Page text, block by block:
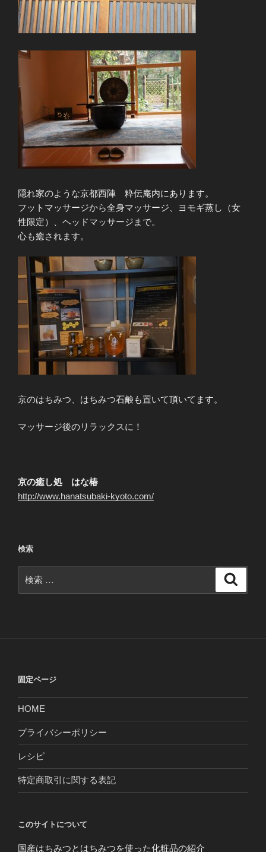
隠れ家のような京都西陣 粋伝庵内にあります。
フットマッサージから全身マッサージ、ヨモギ蒸し（女
性限定）、ヘッドマッサージまで。
心も癒されます。
京のはちみつ、はちみつ石鹸も置いて頂いてます。
マッサージ後のリラックスに！
京の癒し処 はな椿
http://www.hanatsubaki-kyoto.com/
検索
索:
固定ページ
HOME
プライバシーポリシー
レシピ
特定商取引に関する表記
このサイトについて
国産はちみつとはちみつを使った化粧品の紹介